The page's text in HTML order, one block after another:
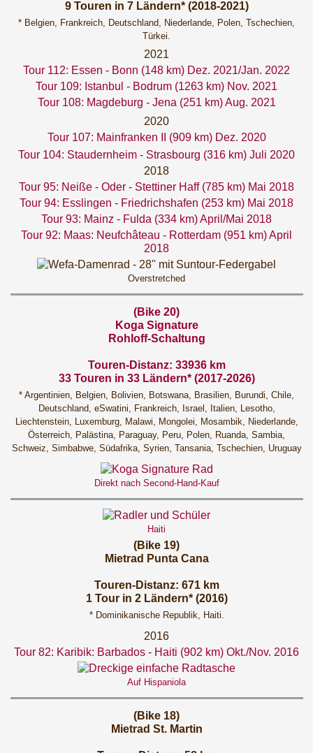
9 Touren in 7 Ländern* (2018-2021)
* Belgien, Frankreich, Deutschland, Niederlande, Polen, Tschechien,
Türkei.
2021
Tour 112: Essen - Bonn (148 km) Dez. 2021/Jan. 2022
Tour 109: Istanbul - Bodrum (1263 km) Nov. 2021
Tour 108: Magdeburg - Jena (251 km) Aug. 2021
2020
Tour 107: Mainfranken II (909 km) Dez. 2020
Tour 104: Staudernheim - Strasbourg (316 km) Juli 2020
2018
Tour 95: Neiße - Oder - Stettiner Haff (785 km) Mai 2018
Tour 94: Esslingen - Friedrichshafen (253 km) Mai 2018
Tour 93: Mainz - Fulda (334 km) April/Mai 2018
Tour 92: Maas: Neufchâteau - Rotterdam (951 km) April
2018
Overstretched
(Bike 20)
Koga Signature
Rohloff-Schaltung
Touren-Distanz: 33936 km
33 Touren in 33 Ländern* (2017-2026)
* Argentinien, Belgien, Bolivien, Botswana, Brasilien, Burundi, Chile,
Deutschland, eSwatini, Frankreich, Israel, Italien, Lesotho,
Liechtenstein, Luxemburg, Malawi, Mongolei, Mosambik, Niederlande,
Österreich, Palästina, Paraguay, Peru, Polen, Ruanda, Sambia,
Schweiz, Simbabwe, Südafrika, Syrien, Tansania, Tschechien, Uruguay
Direkt nach Second-Hand-Kauf
Haiti
(Bike 19)
Mietrad Punta Cana
Touren-Distanz: 671 km
1 Tour in 2 Ländern* (2016)
* Dominikanische Republik, Haiti.
2016
Tour 82: Karibik: Barbados - Haiti (902 km) Okt./Nov. 2016
Auf Hispaniola
(Bike 18)
Mietrad St. Martin